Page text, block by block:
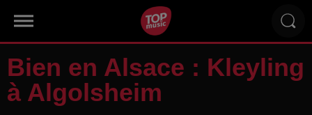
Bien en Alsace : Kleyling
à Algolsheim